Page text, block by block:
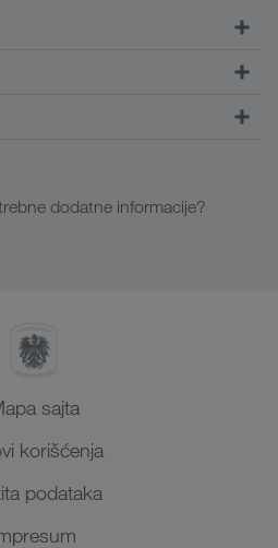
dodatne informacije?
sajta
korišćenja
podataka